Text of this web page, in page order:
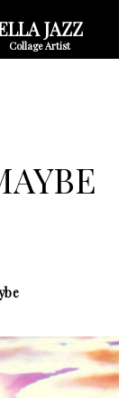
JAZZ
Collage Artist